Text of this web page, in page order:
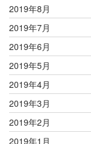
2019年8月
2019年7月
2019年6月
2019年5月
2019年4月
2019年3月
2019年2月
2019年1月